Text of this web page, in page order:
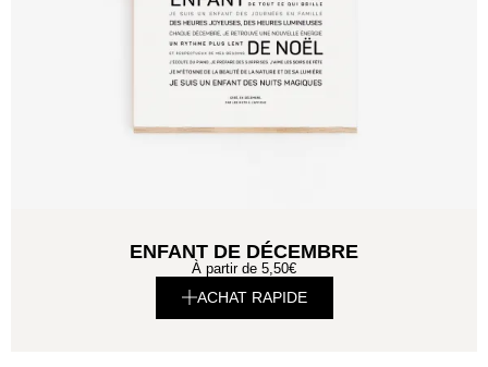
ENFANT DE DÉCEMBRE
À partir de 5,50€
ACHAT RAPIDE